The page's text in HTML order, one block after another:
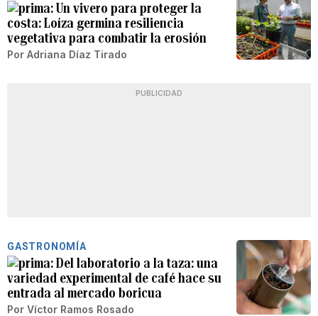
Un vivero para proteger la
costa: Loíza germina resiliencia
vegetativa para combatir la erosión
Por Adriana Díaz Tirado
PUBLICIDAD
GASTRONOMÍA
Del laboratorio a la taza: una
variedad experimental de café hace su
entrada al mercado boricua
Por Víctor Ramos Rosado